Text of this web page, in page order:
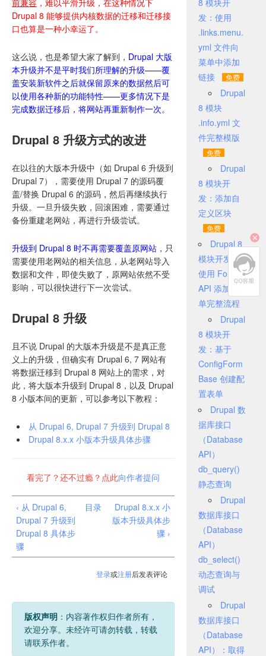
前兼容 ，难以平滑升级，在这种情况下
Drupal 8 能够提供内核数据的迁移和迁移接
口也算是一种小幸运了。
这么说，也是希望大家了解到， Drupal 大版
本升级并不是平时我们所理解的升级——覆
盖安装新软件之后就保留原来的数据然后可
以使用各种新的功能特性——更多情况下是
完成数据迁移后，将网站再重新制作一次。
Drupal 8 升级方式的改进
在以往的大版本升级中（如 Drupal 6 升级到
Drupal 7），需要使用 Drupal 7 的源码覆
盖/替换 Drupal 6 的源码，然后再继续执行
升级。一旦升级失败，回滚困难，需要通过
备份重建老网站，再进行升级尝试。
升级到 Drupal 8 时不再需要覆盖原网站 ，只
需要使用老网站的相关信息，从老网站导入
数据和文件，即使失败了，原网站依然不受
影响，可以很快进行下一次尝试。
Drupal 8 升级
且不说 Drupal 的大版本升级是不是真正意
义上的升级，但确实有 Drupal 6, 7 网站有
将数据迁移到 Drupal 8 网站上的需求，对
此，将大版本升级到 Drupal 8，以及 Drupal
8 小版本间的更新，可以参考以下教程：
从 Drupal 6, Drupal 7 升级到 Drupal 8
Drupal 8.x.x 小版本升级具体步骤
看完了？还不过瘾？点此向作者提问
‹ 从 Drupal 6,
Drupal 7 升级到
Drupal 8 具体步
骤
目录
Drupal 8.x.x 小
版本升级具体步
骤 ›
登录或注册后发表评论
版权声明 ：内容著作权归作者所有，
欢迎分享。未经许可请勿转载，转载
请联系作者。
8 模块开
发：使用
.links.menu.
yml 文件向
菜单中添加
链接
Drupal
8 模块
.info.yml 文
件完整模版
Drupal
8 模块开
发：添加自
定义区块
Drupal 8
模块开发：
使用 Form
API 添加表
单完整流程
Drupal
8 模块开
发：基于
ConfigForm
Base 创建配
置表单
Drupal 数
据库接口
（Database
API）
db_query()
静态查询
Drupal
数据库接口
（Database
API）
db_select()
动态查询与
调试
Drupal
数据库接口
（Database
API）：取得